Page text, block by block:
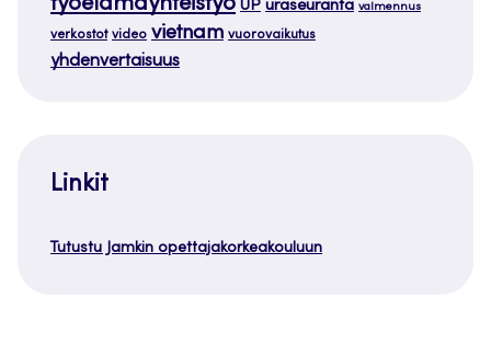
työelämäyhteistyö UP uraseuranta valmennus
verkostot video vietnam vuorovaikutus
yhdenvertaisuus
Linkit
Tutustu Jamkin opettajakorkeakouluun